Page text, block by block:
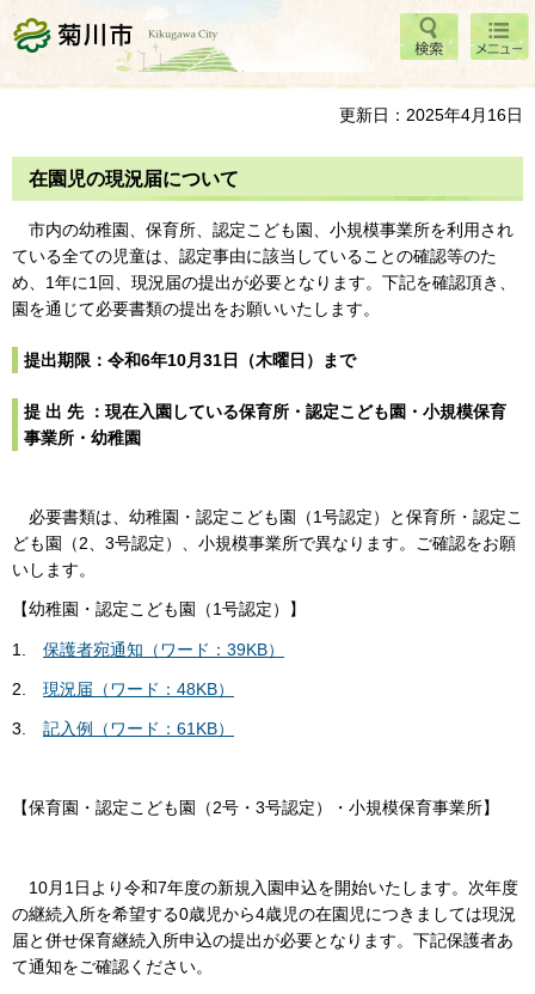
菊川市 検索
メニ
ュー
更新日：2025年4月16日
在園児の現況届について
市内の幼稚園、保育所、認定こども園、小規模事業所を利用され
ている全ての児童は、認定事由に該当していることの確認等のた
め、1年に1回、現況届の提出が必要となります。下記を確認頂き、
園を通じて必要書類の提出をお願いいたします。
提出期限：令和6年10月31日（木曜日）まで
提 出 先 ：現在入園している保育所・認定こども園・小規模保育
事業所・幼稚園
必要書類は、幼稚園・認定こども園（1号認定）と保育所・認定こ
ども園（2、3号認定）、小規模事業所で異なります。ご確認をお願
いします。
【幼稚園・認定こども園（1号認定）】
1. 保護者宛通知（ワード：39KB）
2. 現況届（ワード：48KB）
3. 記入例（ワード：61KB）
【保育園・認定こども園（2号・3号認定）・小規模保育事業所】
10月1日より令和7年度の新規入園申込を開始いたします。次年度
の継続入所を希望する0歳児から4歳児の在園児につきましては現況
届と併せ保育継続入所申込の提出が必要となります。下記保護者あ
て通知をご確認ください。